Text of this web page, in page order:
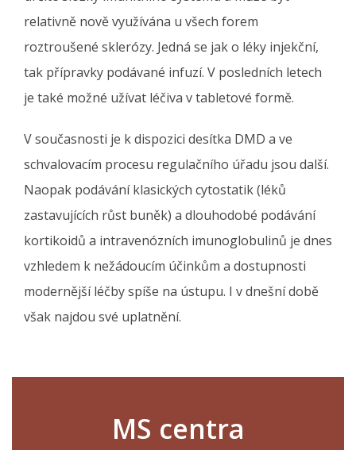
relativně nově využívána u všech forem
roztroušené sklerózy. Jedná se jak o léky injekční,
tak přípravky podávané infuzí. V posledních letech
je také možné užívat léčiva v tabletové formě.
V současnosti je k dispozici desítka DMD a ve
schvalovacím procesu regulačního úřadu jsou další.
Naopak podávání klasických cytostatik (léků
zastavujících růst buněk) a dlouhodobé podávání
kortikoidů a intravenózních imunoglobulinů je dnes
vzhledem k nežádoucím účinkům a dostupnosti
modernější léčby spíše na ústupu. I v dnešní době
však najdou své uplatnění.
MS centra